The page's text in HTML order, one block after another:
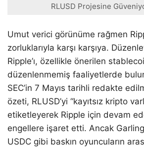
RLUSD Projesine
Umut verici görünüme rağmen
zorluklarıyla karşı karşıya.
Ripple’ı, özellikle önerilen
düzenlenmemiş faaliyetlerde
SEC’in 7 Mayıs tarihli redakte
özeti, RLUSD’yi “kayıtsız kripto
etiketleyerek Ripple için devam
engellere işaret etti. Ancak
USDC gibi baskın oyuncuların